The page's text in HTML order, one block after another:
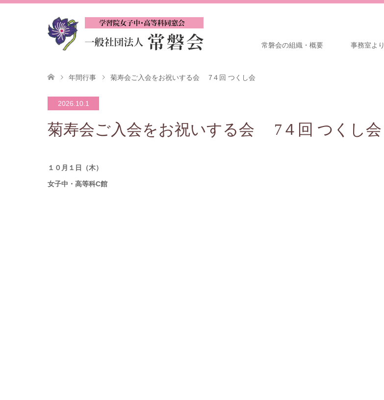
常磐会の組織・概要 事務室より
年間行事 菊寿会ご入会をお祝いする会 7４回 つくし会
2026.10.1
菊寿会ご入会をお祝いする会 7４回 つくし会
１０月１日（木）
女子中・高等科C館